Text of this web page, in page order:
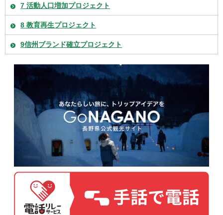
7 活動人口増加プロジェクト
8 教育再生プロジェクト
9信州ブランド確立プロジェクト